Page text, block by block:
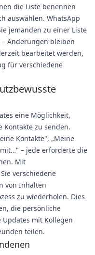
die Liste benennen
auswählen. WhatsApp
jemanden zu einer Liste
Änderungen bleiben
bearbeitet werden,
für verschiedene
eine Möglichkeit,
Kontakte zu senden.
Kontakte", „Meine
– jede erforderte die
Mit
verschiedene
von Inhalten
zu wiederholen. Dies
die persönliche
mit Kollegen
teilen.